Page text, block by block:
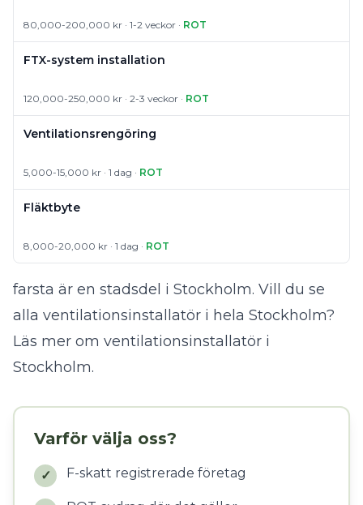
80,000-200,000 kr · 1-2 veckor · ROT
FTX-system installation
120,000-250,000 kr · 2-3 veckor · ROT
Ventilationsrengöring
5,000-15,000 kr · 1 dag · ROT
Fläktbyte
8,000-20,000 kr · 1 dag · ROT
farsta är en stadsdel i Stockholm. Vill du se
alla ventilationsinstallatör i hela Stockholm?
Läs mer om ventilationsinstallatör i
Stockholm.
Varför välja oss?
✓ F-skatt registrerade företag